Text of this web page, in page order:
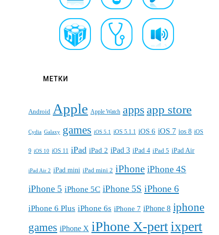
МЕТКИ
Android Apple Apple Watch apps app store
Cydia Galaxy games iOS 5.1 iOS 5.1.1 iOS 6 iOS 7 ios 8 iOS
9 iOS 10 iOS 11 iPad iPad 2 iPad 3 iPad 4 iPad 5 iPad Air
iPad Air 2 iPad mini iPad mini 2 iPhone iPhone 4S
iPhone 5 iPhone 5C iPhone 5S iPhone 6
iPhone 6 Plus iPhone 6s iPhone 7 iPhone 8 iphone
games iPhone X iPhone X-pertixpert